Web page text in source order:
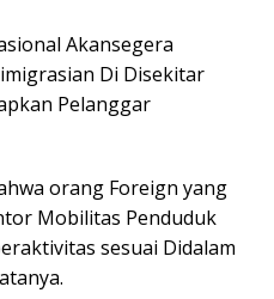
Akansegera
Di Disekitar
Pelanggar
orang Foreign yang
Mobilitas Penduduk
sesuai Didalam